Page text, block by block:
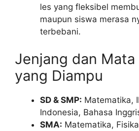
les yang fleksibel
maupun siswa merasa
terbebani.
Jenjang dan Mata
yang Diampu
SD & SMP: Matematika,
Indonesia, Bahasa
SMA: Matematika,